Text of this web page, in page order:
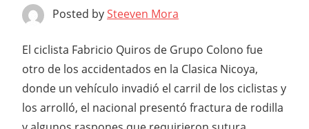
Posted bySteeven Mora
El ciclista Fabricio Quiros de Grupo Colono fue
otro de los accidentados en la Clasica Nicoya,
donde un vehículo invadió el carril de los ciclistas y
los arrolló, el nacional presentó fractura de rodilla